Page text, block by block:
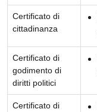
Certificato di
cittadinanza
Certificato di
godimento di
diritti politici
Certificato di